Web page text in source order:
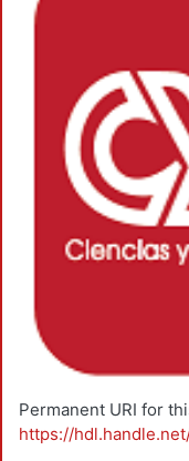
Permanent URI for
https://